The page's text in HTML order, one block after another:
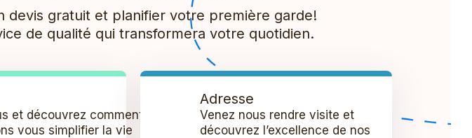
devis gratuit et planifier votre première garde!
de qualité qui transformera votre quotidien.
et découvrez comment
vous simplifier la vie
Adresse
Venez nous rendre visite et
découvrez l’excellence de nos